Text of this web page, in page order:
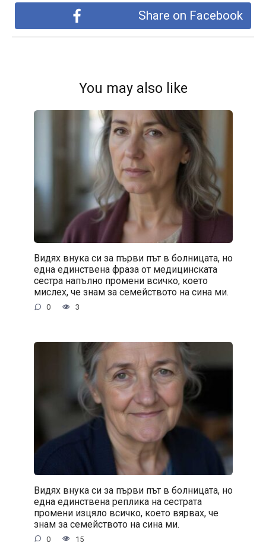
Share on Facebook
You may also like
Видях внука си за първи път в болницата, но
една единствена фраза от медицинската
сестра напълно промени всичко, което
мислех, че знам за семейството на сина ми.
0 3
Видях внука си за първи път в болницата, но
една единствена реплика на сестрата
промени изцяло всичко, което вярвах, че
знам за семейството на сина ми.
0 15